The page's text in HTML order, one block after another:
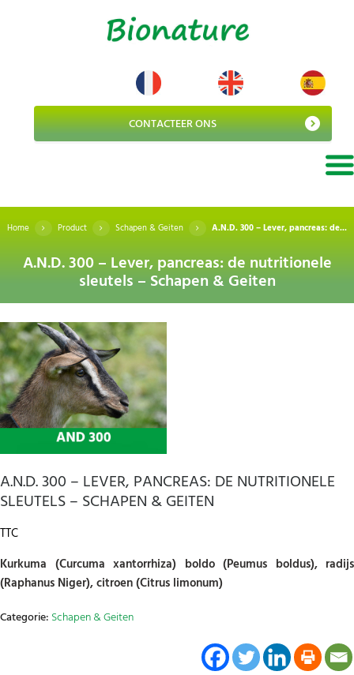
CONTACTEER ONS
Home Product Schapen & Geiten A.N.D. 300 – Lever, pancreas: de...
A.N.D. 300 – Lever, pancreas: de nutritionele
sleutels – Schapen & Geiten
A.N.D. 300 – LEVER, PANCREAS: DE NUTRITIONELE
SLEUTELS – SCHAPEN & GEITEN
TTC
Kurkuma (Curcuma xantorrhiza) boldo (Peumus boldus), radijs
(Raphanus Niger), citroen (Citrus limonum)
Categorie: Schapen & Geiten